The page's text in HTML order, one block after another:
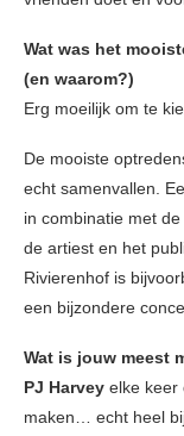
Wat was het
(en waarom?)
Erg moeilijk om te
De mooiste
echt samenvallen.
in combinatie met
de artiest en het
Rivierenhof is
een bijzondere
Wat is jouw meest
PJ Harvey elke keer
maken… echt heel